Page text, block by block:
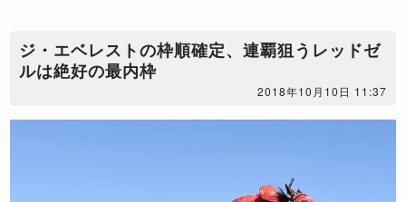
ジ・エベレストの枠順確定、連覇狙うレッドゼ
ルは絶好の最内枠
2018年10月10日 11:37